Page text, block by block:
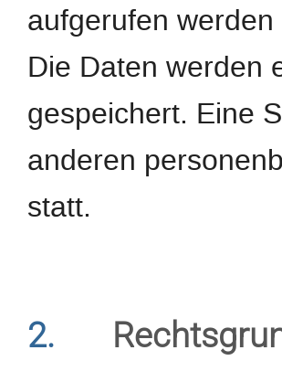
aufgerufen werden
Die Daten werden
gespeichert. Eine
anderen
statt.
2.